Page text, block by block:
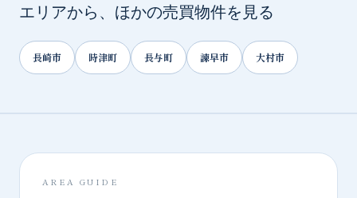
エリアから、ほかの売買物件を見る
長崎市 時津町 長与町 諫早市 大村市
AREA GUIDE